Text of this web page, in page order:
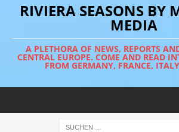
RIVIERA SEASONS BY
MEDIA
A PLETHORA OF NEWS, REPORTS
CENTRAL EUROPE. COME AND READ
FROM GERMANY, FRANCE,